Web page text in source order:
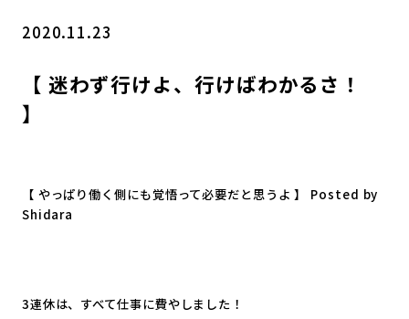
2020.11.23
【 迷わず行けよ、行けばわかるさ！
】
【 やっぱり働く側にも覚悟って必要だと思うよ 】 Posted by
Shidara
3連休は、すべて仕事に費やしました！